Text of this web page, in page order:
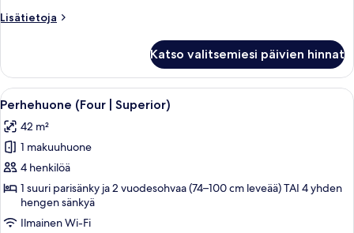
1
ja
vuodesohva
kuvat
Lisätietoja
Lisätietoja
1
suuri
parisänky
vuodesohva
Katso valitsemiesi päivien hinnat
Avaa
kaikki
huonetyypin
Perhehuone
(Four
Superior)
kuvat
Hotellihuone, jossa on suuri sänky,
3
Perhehuone (Four | Superior)
42 m²
1 makuuhuone
4 henkilöä
1 suuri parisänky ja 2 vuodesohvaa (74–100 cm leveää) TAI 4 yhden
hengen sänkyä
Ilmainen Wi-Fi